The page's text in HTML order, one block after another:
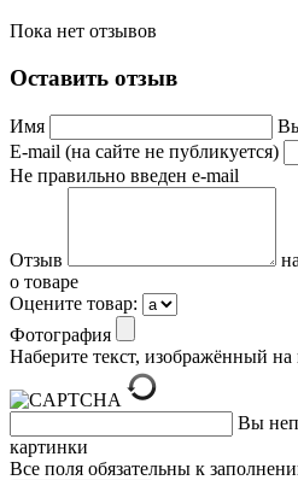
Пока нет отзывов
Оставить отзыв
Имя
E-mail (на сайте не публикуется)
Не правильно введен e-mail
Отзыв
о товаре
Оцените товар:
Фотография
Наберите текст, изображённый на
Вы
картинки
Все поля обязательны к